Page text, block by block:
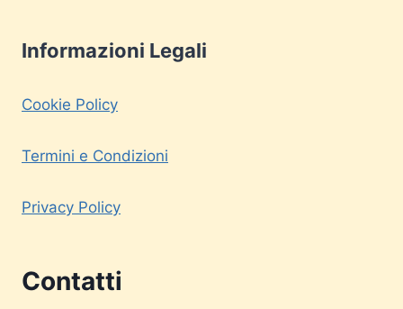
Informazioni Legali
Cookie Policy
Termini e Condizioni
Privacy Policy
Contatti